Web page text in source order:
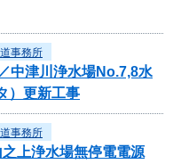
事務所
中津川浄水場No.7,8水
）更新工事
事務所
之上浄水場無停電電源